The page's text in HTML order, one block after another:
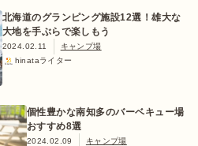
北海道のグランピング施設12選！雄大な
大地を手ぶらで楽しもう
2024.02.11
キャンプ場
hinataライター
個性豊かな南知多のバーベキュー場
おすすめ8選
2024.02.09
キャンプ場